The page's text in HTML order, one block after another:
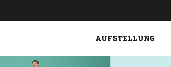
AUFSTELLUNG